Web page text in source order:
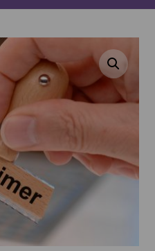
Enlarge the image